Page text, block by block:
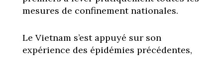
mesures de confinement nationales.
Le Vietnam s’est appuyé sur son
expérience des épidémies précédentes,